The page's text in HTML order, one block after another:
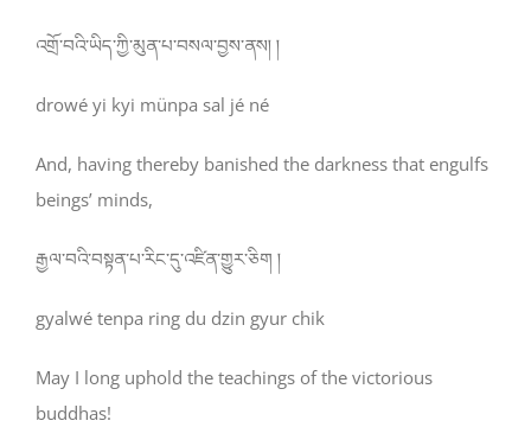
འགྲོ་བའི་ཡིད་ཀྱི་མུན་པ་བསལ་བྱས་ནས། །
drowé yi kyi münpa sal jé né
And, having thereby banished the darkness that engulfs
beings’ minds,
རྒྱལ་བའི་བསྟན་པ་རིང་དུ་འཛིན་གྱུར་ཅིག །
gyalwé tenpa ring du dzin gyur chik
May I long uphold the teachings of the victorious
buddhas!